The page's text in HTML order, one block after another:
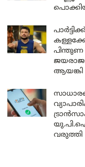
പിന്തുണ
ആയങ്കി
യു.പി.ഐ
വരുത്തി